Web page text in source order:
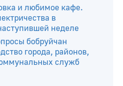
и любимое кафе.
в
неделе
бобруйчан
города, районов,
служб